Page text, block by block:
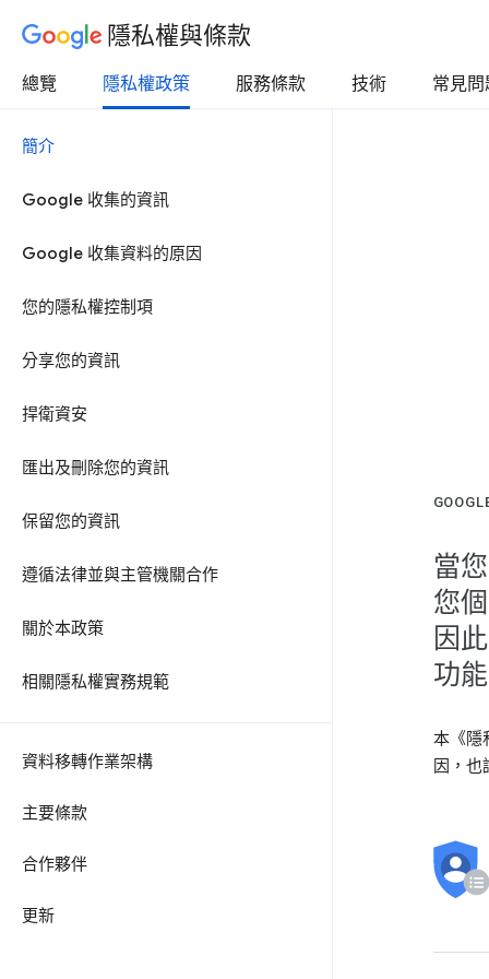
隱私權與條款
總覽 隱私權政策 服務條款 技術 常見問
簡介
Google 收集的資訊
Google 收集資料的原因
您的隱私權控制項
分享您的資訊
捍衛資安
匯出及刪除您的資訊
保留您的資訊
遵循法律並與主管機關合作
關於本政策
相關隱私權實務規範
資料移轉作業架構
主要條款
合作夥伴
更新
當
您
因
功
本《隱
因，也